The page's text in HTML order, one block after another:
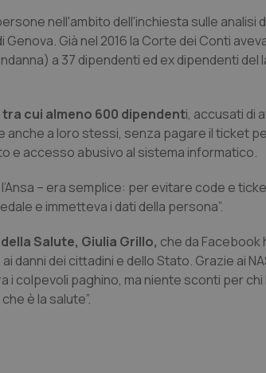
nell'ambito dell'inchiesta sulle
Già nel 2016 la Corte dei Conti
a 37 dipendenti ed ex dipendenti
cui almeno 600 dipendenti, accusati di
a loro stessi, senza pagare il ticket
e accesso abusivo al sistema informatico.
– era semplice: per evitare code e
e immetteva i dati della persona”.
Salute, Giulia Grillo, che da Facebook
danni dei cittadini e dello Stato. Grazie ai
i colpevoli paghino, ma niente sconti per
è la salute”.